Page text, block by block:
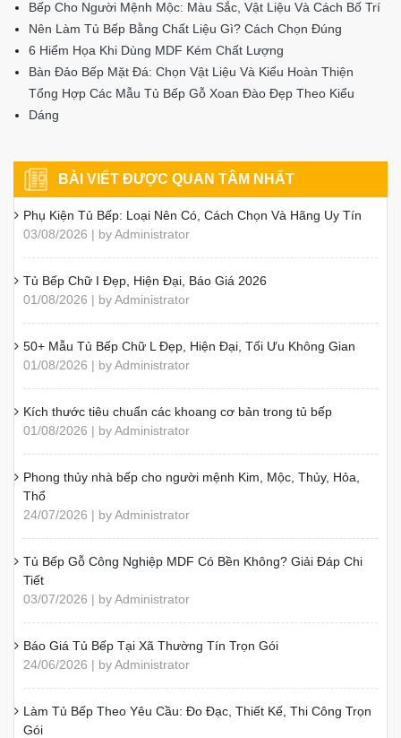
Bếp Cho Người Mệnh Mộc: Màu Sắc, Vật Liệu Và Cách Bố Trí
Nên Làm Tủ Bếp Bằng Chất Liệu Gì? Cách Chọn Đúng
6 Hiểm Họa Khi Dùng MDF Kém Chất Lượng
Bàn Đảo Bếp Mặt Đá: Chọn Vật Liệu Và Kiểu Hoàn Thiện
Tổng Hợp Các Mẫu Tủ Bếp Gỗ Xoan Đào Đẹp Theo Kiểu
Dáng
BÀI VIẾT ĐƯỢC QUAN TÂM NHẤT
Phụ Kiện Tủ Bếp: Loại Nên Có, Cách Chọn Và Hãng Uy Tín
03/08/2026 | by Administrator
Tủ Bếp Chữ I Đẹp, Hiện Đại, Báo Giá 2026
01/08/2026 | by Administrator
50+ Mẫu Tủ Bếp Chữ L Đẹp, Hiện Đại, Tối Ưu Không Gian
01/08/2026 | by Administrator
Kích thước tiêu chuẩn các khoang cơ bản trong tủ bếp
01/08/2026 | by Administrator
Phong thủy nhà bếp cho người mệnh Kim, Mộc, Thủy, Hỏa,
Thổ
24/07/2026 | by Administrator
Tủ Bếp Gỗ Công Nghiệp MDF Có Bền Không? Giải Đáp Chi
Tiết
03/07/2026 | by Administrator
Báo Giá Tủ Bếp Tại Xã Thường Tín Trọn Gói
24/06/2026 | by Administrator
Làm Tủ Bếp Theo Yêu Cầu: Đo Đạc, Thiết Kế, Thi Công Trọn
Gói